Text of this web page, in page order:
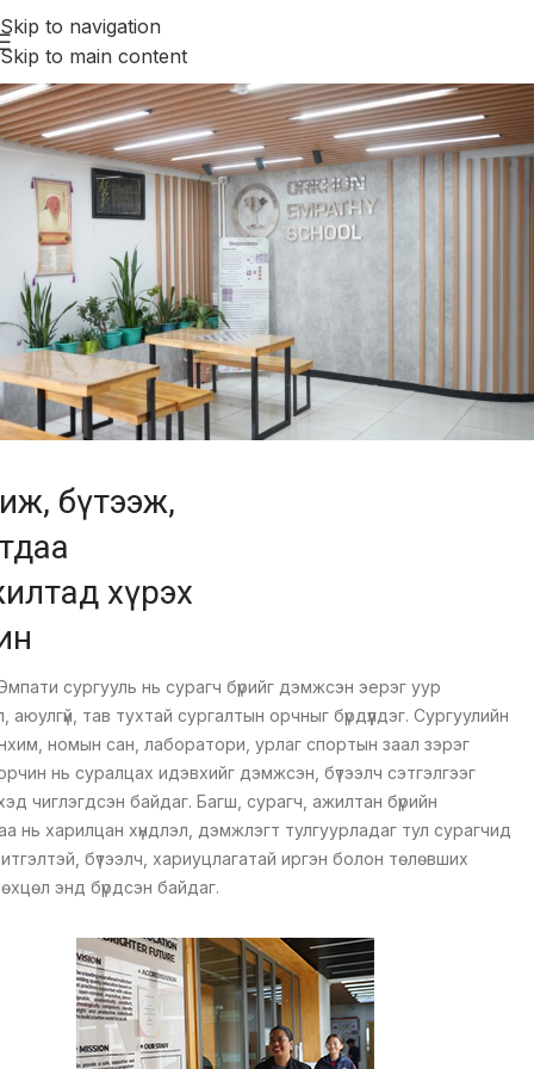
Skip to navigation
Skip to main content
Итгэлтэйгээр
сурч,
сэтгэлтэйгээр
хөгжих
бүтээж,
хүрэх
сургууль нь сурагч бүрийг дэмжсэн эерэг уур
аюулгүй, тав тухтай сургалтын орчныг бүрдүүлдэг. Сургуулийн
номын сан, лаборатори, урлаг спортын заал зэрэг
нь суралцах идэвхийг дэмжсэн, бүтээлч сэтгэлгээг
чиглэгдсэн байдаг. Багш, сурагч, ажилтан бүрийн
нь харилцан хүндлэл, дэмжлэгт тулгуурладаг тул сурагчид
бүтээлч, хариуцлагатай иргэн болон төлөвших
энд бүрдсэн байдаг.